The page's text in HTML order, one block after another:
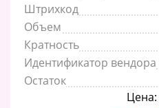
Штрихкод
Объем
Кратность
Идентификатор вендора
Остаток
Цена: